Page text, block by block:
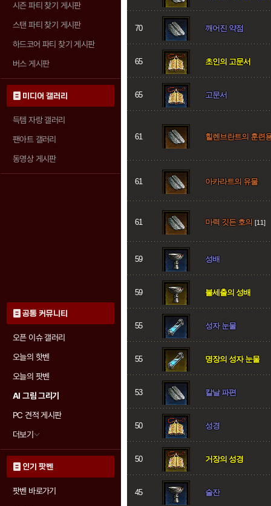
시즌 파티 찾기 게시판
스탠 파티 찾기 게시판
하드코어 파티 찾기 게시판
버스 게시판
미디어 갤러리
득템 자랑 갤러리
팬아트 갤러리
동영상 게시판
공통 커뮤니티
오픈 이슈 갤러리
오늘의 핫벤
오늘의 팟벤
AI 그림 그리기
PC 견적 게시판
더보기
인기 팟벤
팟벤 바로가기
70 깨어진 약점
65 초인의 고문서
65 고문서
61 힐렌브란트의 훈련
61 아카라트의 유물
61 마력 깃든 호의 [11]
59 성배
59 불세출의 성배
55 성자 눈물
55 명장의 성자 눈물
53 칼날 파편
50 성경
50 거장의 성경
45 술잔